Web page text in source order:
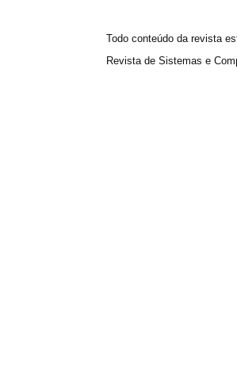
Todo conteúdo da revista
Revista de Sistemas e